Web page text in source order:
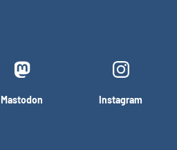
Mastodon Instagram